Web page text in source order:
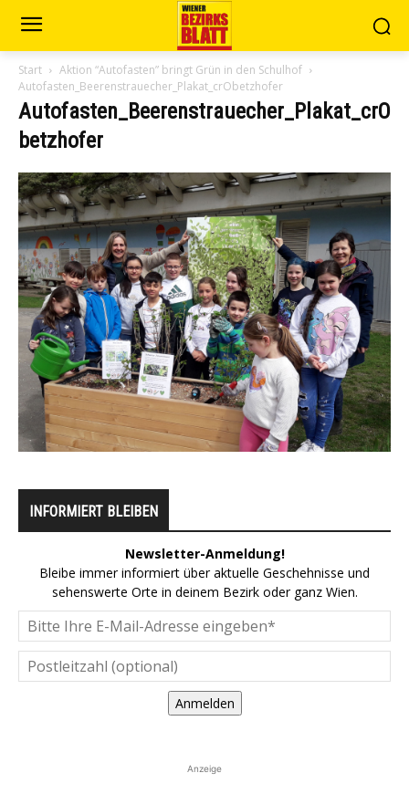
Start
Aktion “Autofasten” bringt Grün in den Schulhof
Autofasten_Beerenstrauecher_Plakat_crObetzhofer
Autofasten_Beerenstrauecher_Plakat_crO
betzhofer
INFORMIERT BLEIBEN
Newsletter-Anmeldung!
Bleibe immer informiert über aktuelle Geschehnisse und
sehenswerte Orte in deinem Bezirk oder ganz Wien.
Anmelden
Anzeige